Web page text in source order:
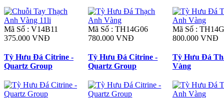
Mã Số : V14B11
375.000 VNĐ
Mã Số : TH14G06
780.000 VNĐ
Mã Số :
800.000 VNĐ
Tỳ Hưu Đá Citrine -
Quartz Group
Tỳ Hưu Đá Citrine -
Quartz Group
Tỳ Hưu Đá
Vàng